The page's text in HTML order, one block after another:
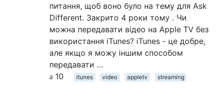
питання, щоб воно було на тему для Ask
Different. Закрито 4 роки тому . Чи
можна передавати відео на Apple TV без
використання iTunes? iTunes - це добре,
але якщо я можу іншим способом
передавати …
10
itunes video appletv streaming